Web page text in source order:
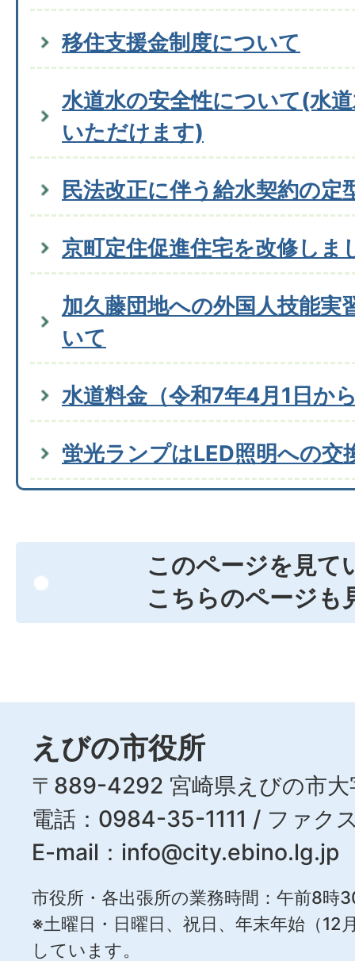
移住支援金制度について
水道水の安全性について(水
いただけます)
民法改正に伴う給水契約の定
京町定住促進住宅を改修しま
加久藤団地への外国人技能実
いて
水道料金（令和7年4月1日か
蛍光ランプはLED照明への交
このページを見て
こちらのページも
えびの市役所
〒889-4292 宮崎県えびの市大
電話：0984-35-1111 / ファ
E-mail： info@city.ebino.lg.jp
市役所・各出張所の業務時間：午前8時
※土曜日・日曜日、祝日、年末年始（12
しています。